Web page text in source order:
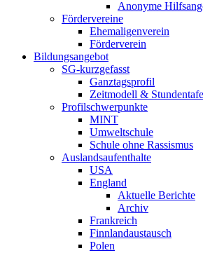
Anonyme
Fördervereine
Ehemaligenverein
Förderverein
Bildungsangebot
SG-kurzgefasst
Ganztagsprofil
Zeitmodell &
Profilschwerpunkte
MINT
Umweltschule
Schule ohne Rassismus
Auslandsaufenthalte
USA
England
Aktuelle Berichte
Archiv
Frankreich
Finnlandaustausch
Polen